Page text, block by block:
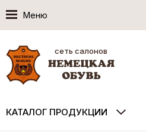
Меню
сеть салонов
КАТАЛОГ ПРОДУКЦИИ